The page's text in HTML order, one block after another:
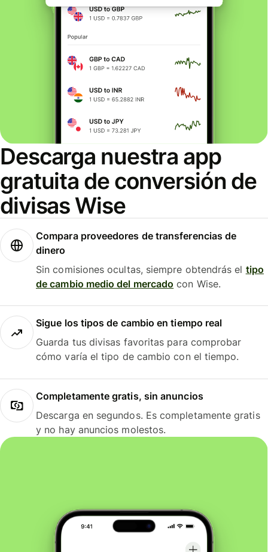
Descarga nuestra app
gratuita de conversión de
divisas Wise
Compara proveedores de transferencias de
dinero
Sin comisiones ocultas, siempre obtendrás el tipo
de cambio medio del mercado con Wise.
Sigue los tipos de cambio en tiempo real
Guarda tus divisas favoritas para comprobar
cómo varía el tipo de cambio con el tiempo.
Completamente gratis, sin anuncios
Descarga en segundos. Es completamente gratis
y no hay anuncios molestos.